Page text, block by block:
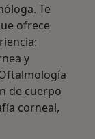
Te
ofrece
y
de cuerpo
corneal,